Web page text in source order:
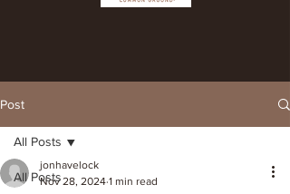
Post
All Posts
All Posts
jonhavelock
Nov 28, 2024 1 min read